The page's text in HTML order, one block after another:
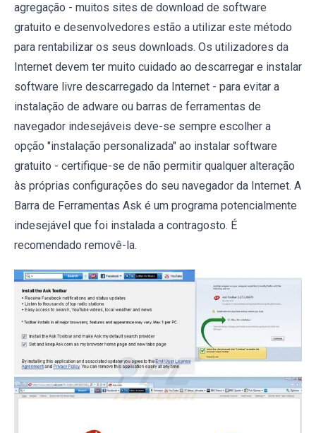
agregação - muitos sites de download de software
gratuito e desenvolvedores estão a utilizar este método
para rentabilizar os seus downloads. Os utilizadores da
Internet devem ter muito cuidado ao descarregar e instalar
software livre descarregado da Internet - para evitar a
instalação de adware ou barras de ferramentas de
navegador indesejáveis deve-se sempre escolher a
opção "instalação personalizada" ao instalar software
gratuito - certifique-se de não permitir qualquer alteração
às próprias configurações do seu navegador da Internet. A
Barra de Ferramentas Ask é um programa potencialmente
indesejável que foi instalada a contragosto. É
recomendado removê-la.